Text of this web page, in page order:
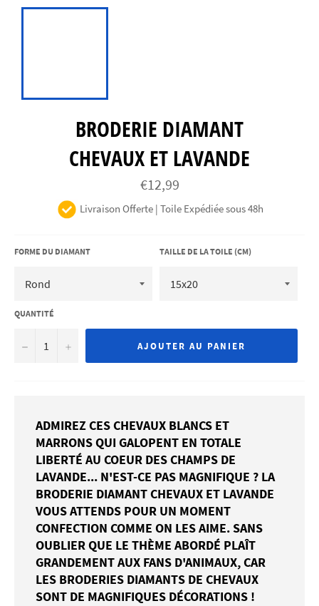
BRODERIE DIAMANT
CHEVAUX ET LAVANDE
Prix
régulier
€12,99
Livraison Offerte | Toile Expédiée sous 48h
FORME DU DIAMANT TAILLE DE LA TOILE (CM)
QUANTITÉ
− + AJOUTER AU PANIER
ADMIREZ CES CHEVAUX BLANCS ET
MARRONS QUI GALOPENT EN TOTALE
LIBERTÉ AU COEUR DES CHAMPS DE
LAVANDE... N'EST-CE PAS MAGNIFIQUE ? LA
BRODERIE DIAMANT CHEVAUX ET LAVANDE
VOUS ATTENDS POUR UN MOMENT
CONFECTION COMME ON LES AIME. SANS
OUBLIER QUE LE THÈME ABORDÉ PLAÎT
GRANDEMENT AUX FANS D'ANIMAUX, CAR
LES BRODERIES DIAMANTS DE CHEVAUX
SONT DE MAGNIFIQUES DÉCORATIONS !